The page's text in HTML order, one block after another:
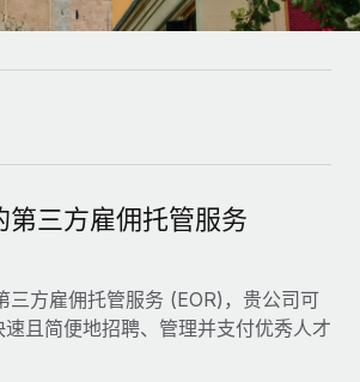
人力资源功能
将任何人工智能工具与 Remote 平台相连
具简化流程
伙伴
即将推出
第三方雇佣托管服务
三方雇佣托管服务 (EOR)，贵公司可
且简便地招聘、管理并支付优秀人才